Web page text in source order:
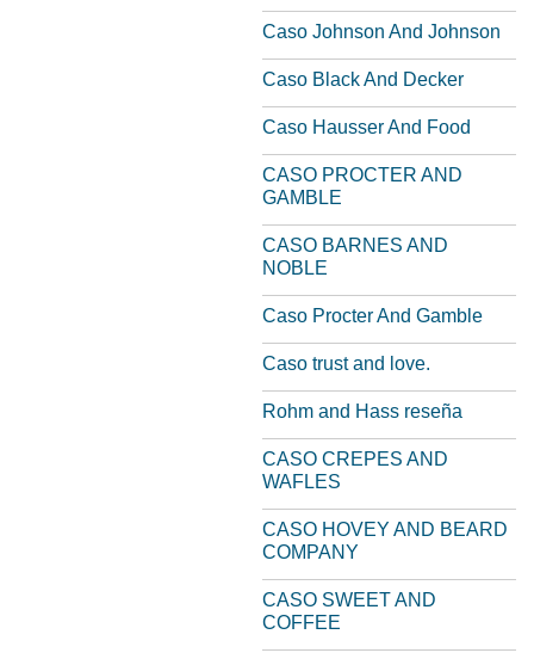
Caso Johnson And Johnson
Caso Black And Decker
Caso Hausser And Food
CASO PROCTER AND
GAMBLE
CASO BARNES AND
NOBLE
Caso Procter And Gamble
Caso trust and love.
Rohm and Hass reseña
CASO CREPES AND
WAFLES
CASO HOVEY AND BEARD
COMPANY
CASO SWEET AND
COFFEE